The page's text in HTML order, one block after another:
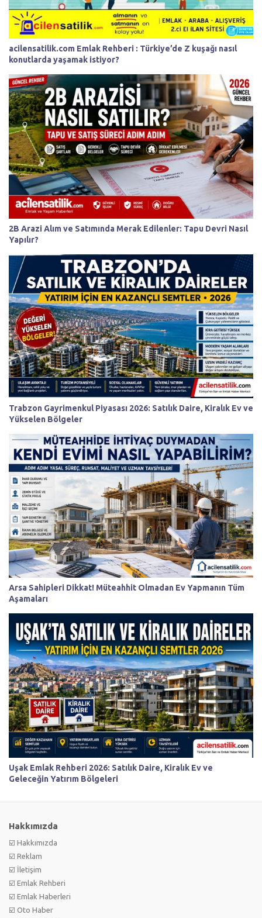
acilensatilik.com Emlak Rehberi : Türkiye’de Z kuşağı nasıl
konutlarda yaşamak istiyor?
2B Arazi Alım ve Satımında Merak Edilenler: Tapu Devri Nasıl
Yapılır?
Trabzon Gayrimenkul Piyasası 2026: Satılık Daire, Kiralık Ev ve
Yükselen Bölgeler
Arsa Sahipleri Dikkat! Müteahhit Olmadan Ev Yapmanın Tüm
Aşamaları
Uşak Emlak Rehberi 2026: Satılık Daire, Kiralık Ev ve
Geleceğin Yatırım Bölgeleri
Hakkımızda
☑️ Hakkımızda
☑️ Reklam
☑️ İletişim
☑️ Emlak Rehberi
☑️ Emlak Haberleri
☑️ Oto Haber